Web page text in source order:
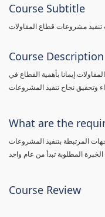
Course Subtitle
مشروعات قطاع المقاولات
Course Description
إيمانا بأهمية القطاع في
وتحقيق نجاح تنفيذ المشروعات
What are the
المطلوبة تبدأ من عام واحد
Course Review